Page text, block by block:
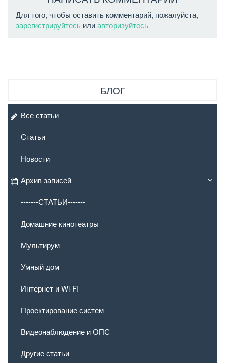
Для того, чтобы оставить комментарий, пожалуйста,
зарегистрируйтесь илиавторизуйтесь
БЛОГ
Все статьи
Статьи
Новости
Архив записей
-------СТАТЬИ-------
Домашние кинотеатры
Мультирум
Умный дом
Интернет и Wi-FI
Проектирование систем
Видеонаблюдение и ОПС
Другие статьи